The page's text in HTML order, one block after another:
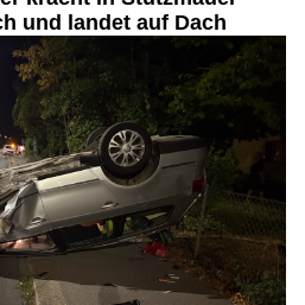
und landet auf Dach